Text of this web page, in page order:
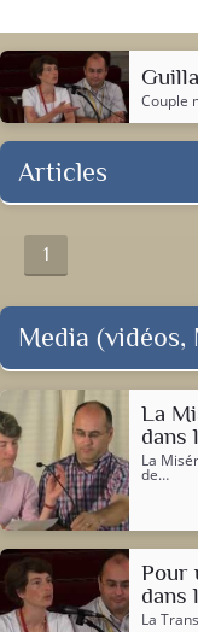
Couple
Articles
1
Media (vidéos,
La
dans
La
de…
Pour
dans
La